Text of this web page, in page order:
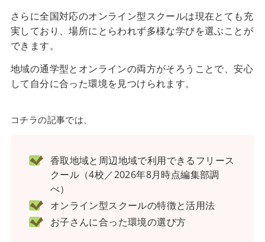
さらに全国対応のオンライン型スクールは現在とても充
実しており、場所にとらわれず多様な学びを選ぶことが
できます。
地域の通学型とオンラインの両方がそろうことで、安心
して自分に合った環境を見つけられます。
コチラの記事では、
香取地域と周辺地域で利用できるフリース
クール（4校／2026年8月時点編集部調
べ）
オンライン型スクールの特徴と活用法
お子さんに合った環境の選び方